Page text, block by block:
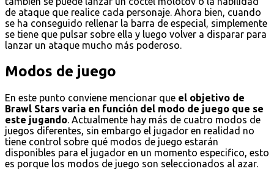
de ataque que realice cada personaje. Ahora bien, cuando
se ha conseguido rellenar la barra de especial, simplemente
se tiene que pulsar sobre ella y luego volver a disparar para
lanzar un ataque mucho más poderoso.
Modos de juego
En este punto conviene mencionar que el objetivo de
Brawl Stars varia en función del modo de juego que se
este jugando. Actualmente hay más de cuatro modos de
juegos diferentes, sin embargo el jugador en realidad no
tiene control sobre qué modos de juego estarán
disponibles para el jugador en un momento especifico, esto
es porque los modos de juego son seleccionados al azar.